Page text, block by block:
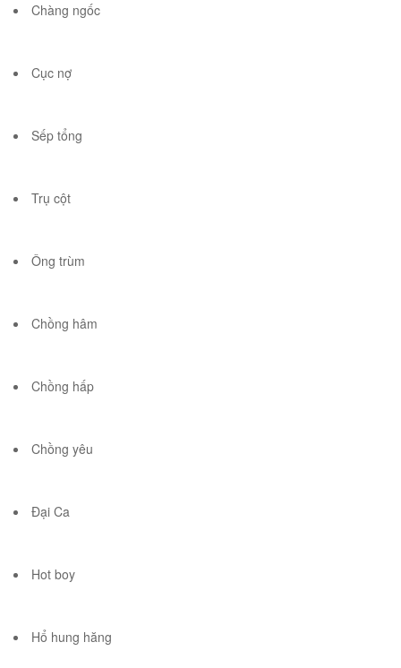
Chàng ngốc
Cục nợ
Sếp tổng
Trụ cột
Ông trùm
Chồng hâm
Chồng hấp
Chồng yêu
Đại Ca
Hot boy
Hổ hung hăng